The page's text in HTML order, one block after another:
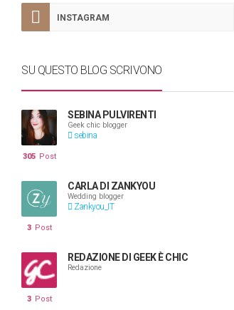
INSTAGRAM
SU QUESTO BLOG SCRIVONO
SEBINA PULVIRENTI
Geek chic blogger
sebina
305 Post
CARLA DI ZANKYOU
Wedding blogger
Zankyou_IT
3 Post
REDAZIONE DI GEEK È CHIC
Redazione
3 Post